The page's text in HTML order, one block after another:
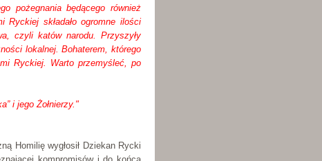
pożegnania będącego również
składało ogromne ilości
czyli katów narodu. Przyszyły
lokalnej. Bohaterem, którego
Ryckiej. Warto przemyśleć, po
i jego Żołnierzy."
Homilię wygłosił Dziekan Rycki